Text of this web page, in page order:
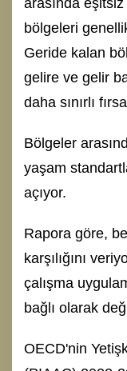
bölgeleri
Geride kalan
gelire ve gelir
daha sınırlı
Bölgeler
yaşam
açıyor.
Rapora göre,
karşılığını
çalışma
bağlı olarak
OECD'nin